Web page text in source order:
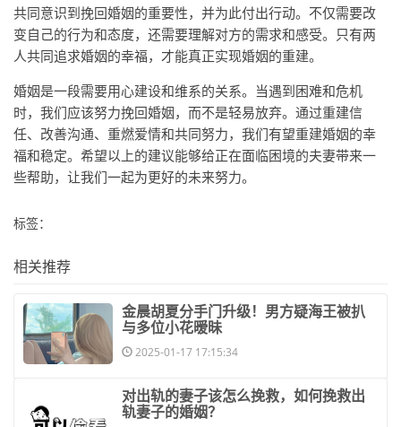
共同意识到挽回婚姻的重要性，并为此付出行动。不仅需要改
变自己的行为和态度，还需要理解对方的需求和感受。只有两
人共同追求婚姻的幸福，才能真正实现婚姻的重建。
婚姻是一段需要用心建设和维系的关系。当遇到困难和危机
时，我们应该努力挽回婚姻，而不是轻易放弃。通过重建信
任、改善沟通、重燃爱情和共同努力，我们有望重建婚姻的幸
福和稳定。希望以上的建议能够给正在面临困境的夫妻带来一
些帮助，让我们一起为更好的未来努力。
标签：
相关推荐
​金晨胡夏分手门升级！男方疑海王被扒
与多位小花暧昧
2025-01-17 17:15:34
​对出轨的妻子该怎么挽救，如何挽救出
轨妻子的婚姻？